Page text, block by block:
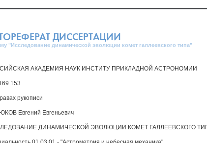
ДИССЕРТАЦИИ
"Исследование динамической эволюции комет галлеевского типа"
АКАДЕМИЯ НАУК ИНСТИТУ ПРИКЛАДНОЙ АСТРОНОМИИ
153
рукописи
Евгений Евгеньевич
ДИНАМИЧЕСКОЙ ЭВОЛЮЦИИ КОМЕТ ГАЛЛЕЕВСКОГО